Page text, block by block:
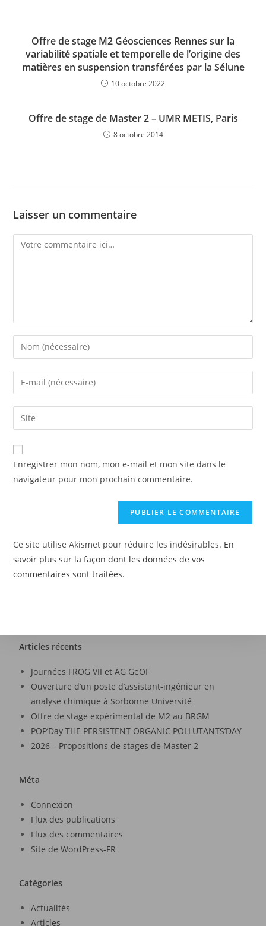
Offre de stage M2 Géosciences Rennes sur la
variabilité spatiale et temporelle de l’origine des
matières en suspension transférées par la Sélune
10 octobre 2022
Offre de stage de Master 2 – UMR METIS, Paris
8 octobre 2014
Laisser un commentaire
Enregistrer mon nom, mon e-mail et mon site dans le
navigateur pour mon prochain commentaire.
Ce site utilise Akismet pour réduire les indésirables. En
savoir plus sur la façon dont les données de vos
commentaires sont traitées.
Articles récents
Journées FROG VII et AG GeOF
Ouverture d’un poste d’assistant-ingénieur en
analyse chimique à Sorbonne Université
Offre de stage expérimental de M2 au BRGM
POP’Day THE PERSISTENT ORGANIC POLLUTANTS’DAY
2026 – Propositions de stages de Master 2
Méta
Connexion
Flux des publications
Flux des commentaires
Site de WordPress-FR
Catégories
Actualités
Articles